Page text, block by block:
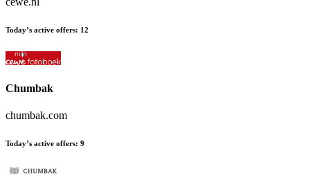
Today’s active offers: 12
Chumbak
chumbak.com
Today’s active offers: 9